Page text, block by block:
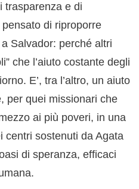
trasparenza e di
di riproporre
Salvador: perché altri
che l’aiuto costante degli
E’, tra l’altro, un aiuto
per quei missionari che
ai più poveri, in una
centri sostenuti da Agata
di speranza, efficaci